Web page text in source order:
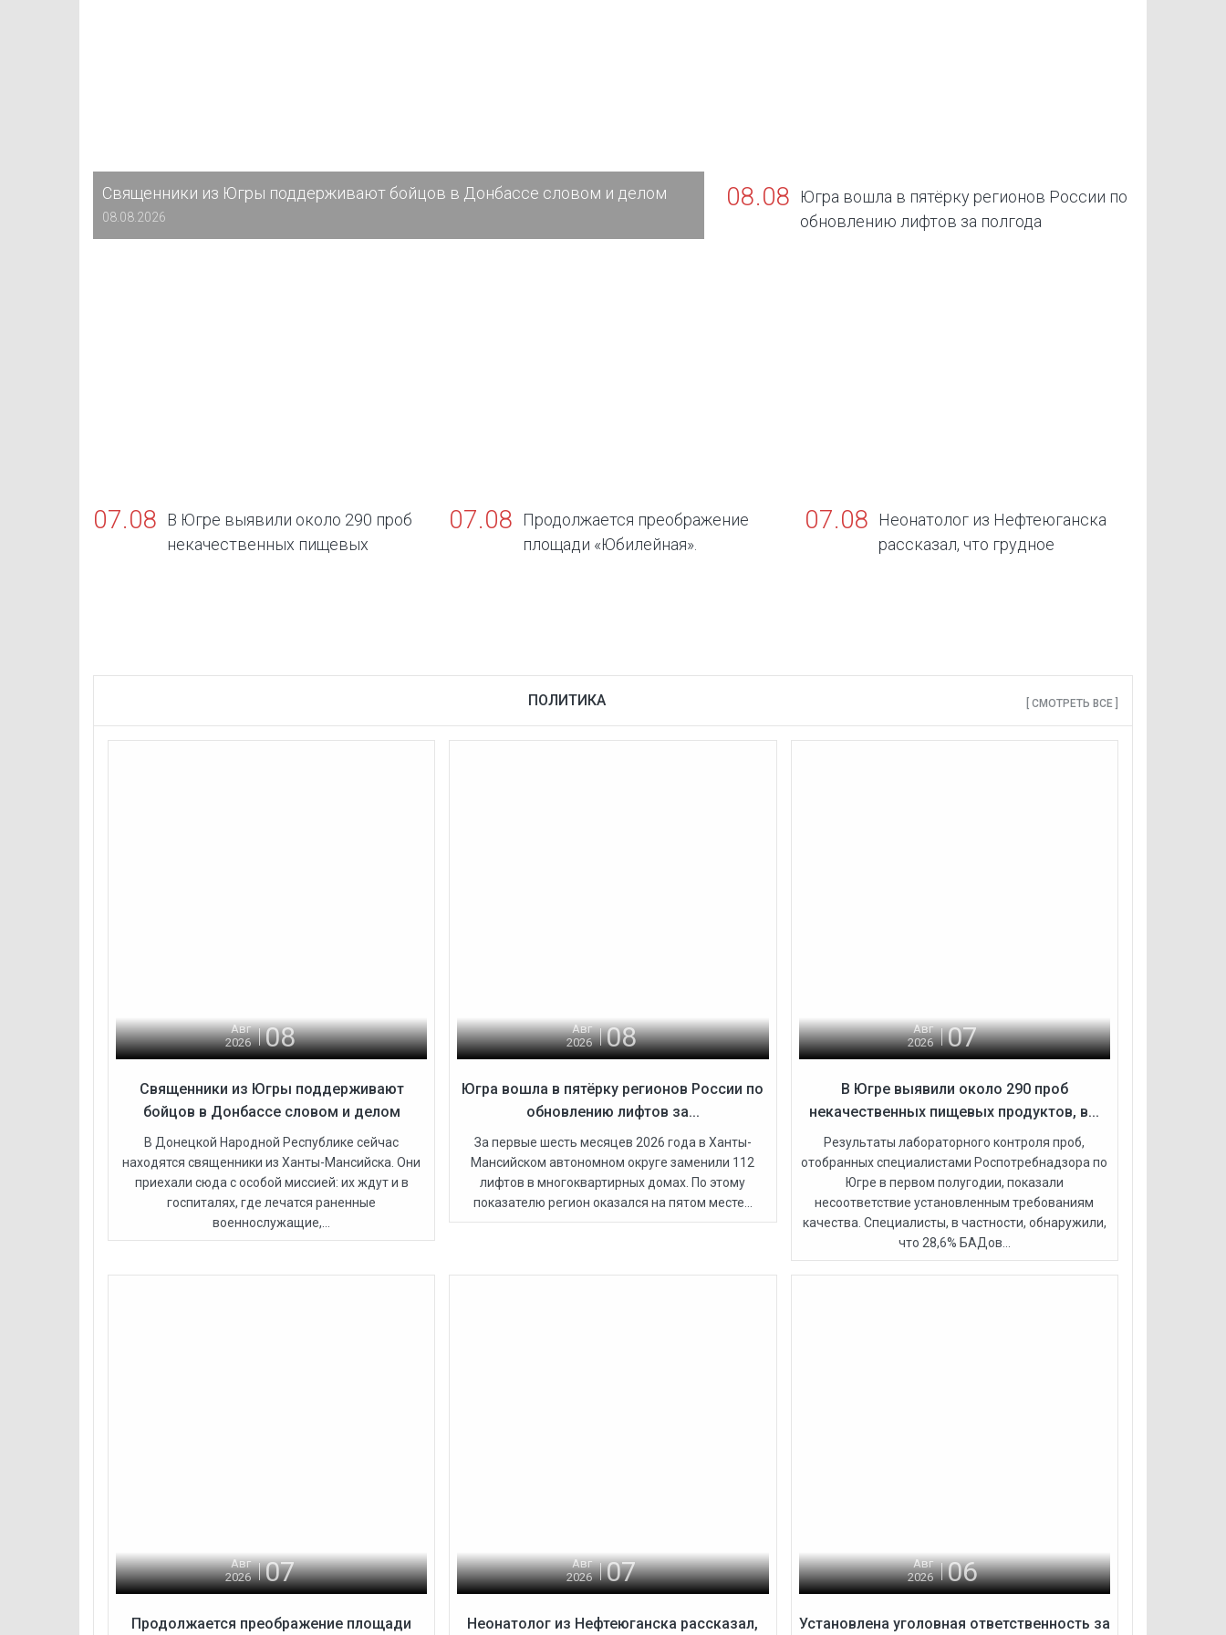
Священники из Югры поддерживают бойцов в Донбассе словом и делом
08.08.2026
08.08
Югра вошла в пятёрку регионов России по
обновлению лифтов за полгода
07.08
В Югре выявили около 290 проб
некачественных пищевых
07.08
Продолжается преображение
площади «Юбилейная».
07.08
Неонатолог из Нефтеюганска
рассказал, что грудное
ПОЛИТИКА [ СМОТРЕТЬ ВСЕ ]
Авг
2026
08
Священники из Югры поддерживают
бойцов в Донбассе словом и делом
В Донецкой Народной Республике сейчас
находятся священники из Ханты-Мансийска. Они
приехали сюда с особой миссией: их ждут и в
госпиталях, где лечатся раненные
военнослужащие,...
Авг
2026
08
Югра вошла в пятёрку регионов России по
обновлению лифтов за...
За первые шесть месяцев 2026 года в Ханты-
Мансийском автономном округе заменили 112
лифтов в многоквартирных домах. По этому
показателю регион оказался на пятом месте...
Авг
2026
07
В Югре выявили около 290 проб
некачественных пищевых продуктов, в...
Результаты лабораторного контроля проб,
отобранных специалистами Роспотребнадзора по
Югре в первом полугодии, показали
несоответствие установленным требованиям
качества. Специалисты, в частности, обнаружили,
что 28,6% БАДов...
Авг
2026
07
Продолжается преображение площади
Авг
2026
07
Неонатолог из Нефтеюганска рассказал,
Авг
2026
06
Установлена уголовная ответственность за